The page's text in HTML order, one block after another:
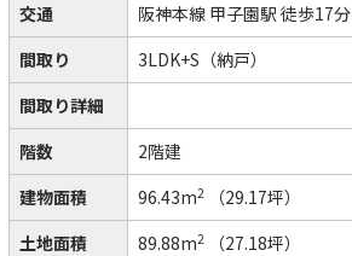
交通
阪神本線 甲子園駅 徒歩17分
間取り
3LDK+S（納戸）
間取り詳細
階数
2階建
建物面積
96.43m2
（29.17坪）
土地面積
89.88m2
（27.18坪）